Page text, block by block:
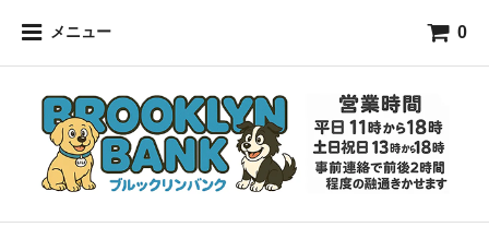
メニュー 0